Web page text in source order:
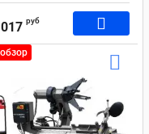
руб